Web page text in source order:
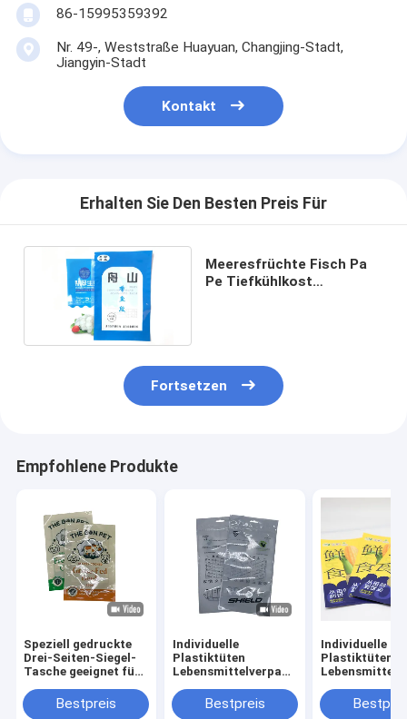
86-15995359392
Nr. 49-, Weststraße Huayuan, Changjing-Stadt,
Jiangyin-Stadt
Kontakt
Erhalten Sie Den Besten Preis Für
Meeresfrüchte Fisch Pa
Pe Tiefkühlkost
Fortsetzen
Empfohlene Produkte
Speziell gedruckte
Drei-Seiten-Siegel-
Tasche geeignet für
einschließlich
Snacks Süßigkeiten
Bestpreis
Individuelle
Plastiktüten
Lebensmittelverpackung
Mylar
Reißverschluss
Bestpreis
Individuelle
Plastiktüten
Mylar